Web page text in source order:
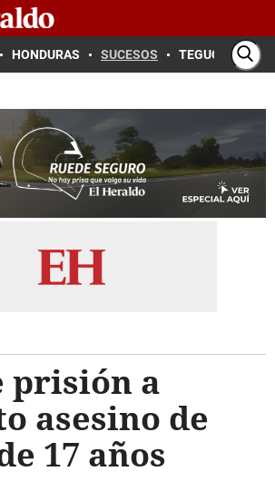
HONDURAS SUCESOS TEGUCIGALPA
prisión a
asesino de
17 años